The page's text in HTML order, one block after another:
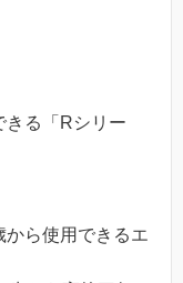
きる「Rシリー
ら使用できるエ